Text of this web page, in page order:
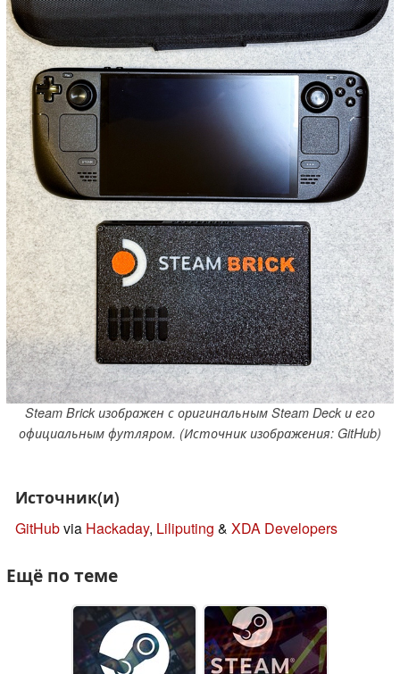
Steam Brick изображен с оригинальным Steam Deck и его
официальным футляром. (Источник изображения: GitHub)
Источник(и)
GitHubvia Hackaday, Liliputing & XDA Developers
Ещё по теме